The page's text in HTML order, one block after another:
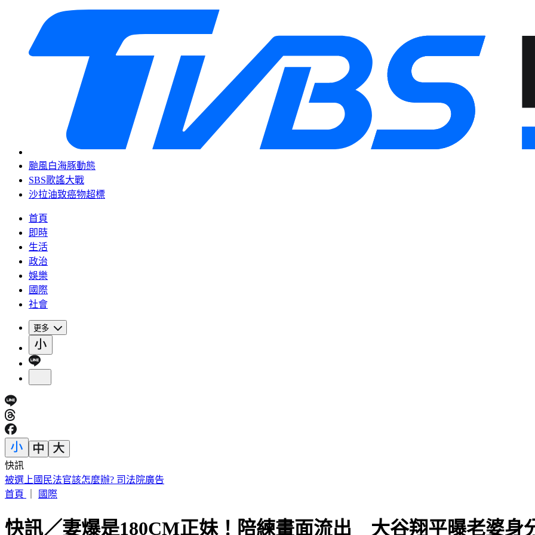
颱風白海豚動態
SBS歌謠大戰
沙拉油致癌物超標
首頁
即時
生活
政治
娛樂
國際
社會
更多
快訊
被選上國民法官該怎麼辦? 司法院廣告
首頁
國際
快訊／妻爆是180CM正妹！陪練畫面流出 大谷翔平曝老婆身